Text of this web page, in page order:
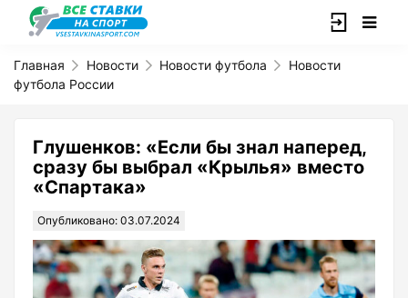
Главная Новости Новости футбола
Новости
футбола России
Глушенков: «Если бы знал наперед,
сразу бы выбрал «Крылья» вместо
«Спартака»
Опубликовано: 03.07.2024